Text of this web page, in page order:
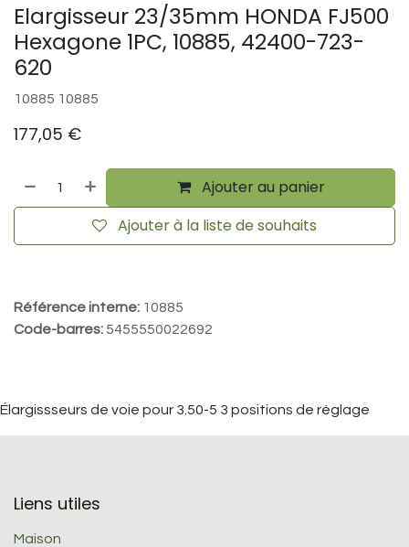
Elargisseur 23/35mm HONDA FJ500
Hexagone 1PC, 10885, 42400-723-
620
10885 10885
177,05 €
Ajouter au panier
Ajouter à la liste de souhaits
Référence interne: 10885
Code-barres:5455550022692
Élargissseurs de voie pour 3.50-5 3 positions de réglage
Liens utiles
Maison